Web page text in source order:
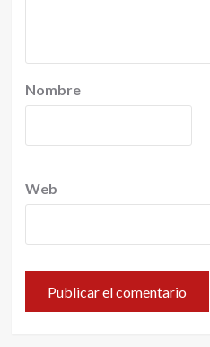
Nombre
Web